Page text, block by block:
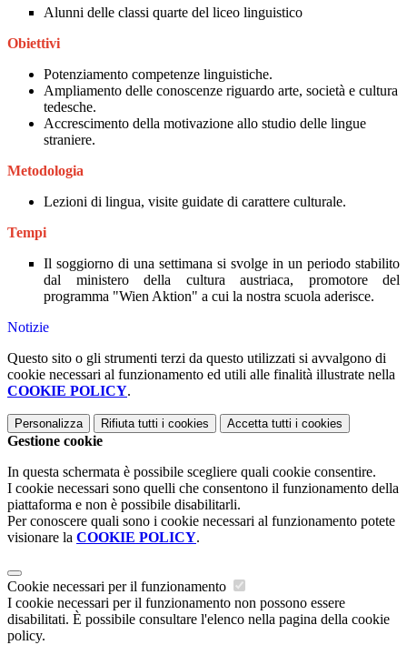
Alunni delle classi quarte del liceo linguistico
Obiettivi
Potenziamento competenze linguistiche.
Ampliamento delle conoscenze riguardo arte, società e cultura
tedesche.
Accrescimento della motivazione allo studio delle lingue
straniere.
Metodologia
Lezioni di lingua, visite guidate di carattere culturale.
Tempi
Il soggiorno di una settimana si svolge in un periodo stabilito
dal ministero della cultura austriaca, promotore del
programma "Wien Aktion" a cui la nostra scuola aderisce.
Notizie
Questo sito o gli strumenti terzi da questo utilizzati si avvalgono di
cookie necessari al funzionamento ed utili alle finalità illustrate nella
COOKIE POLICY.
Personalizza Rifiuta tutti i cookies Accetta tutti i cookies
Gestione cookie
In questa schermata è possibile scegliere quali cookie consentire.
I cookie necessari sono quelli che consentono il funzionamento della
piattaforma e non è possibile disabilitarli.
Per conoscere quali sono i cookie necessari al funzionamento potete
visionare la COOKIE POLICY.
Cookie necessari per il funzionamento
I cookie necessari per il funzionamento non possono essere
disabilitati. È possibile consultare l'elenco nella pagina della cookie
policy.